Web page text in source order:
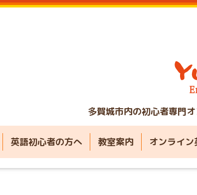
多賀城市内の初心者専門
英語初心者の方へ 教室案内 オンライ